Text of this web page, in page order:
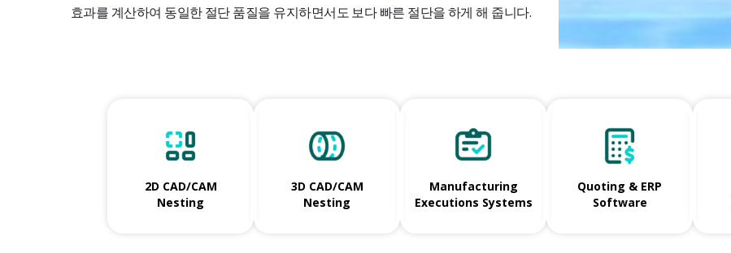
효과를 계산하여 동일한 절단 품질을 유지하면서도 보다 빠른 절단을 하게 해 줍니다.
2D CAD/CAM
Nesting
3D CAD/CAM
Nesting
Manufacturing
Executions Systems
Quoting & ERP
Software